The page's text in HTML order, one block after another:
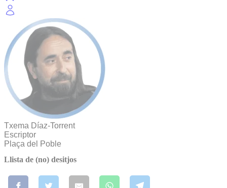
Txema Díaz-Torrent
Escriptor
Plaça del Poble
Llista de (no) desitjos